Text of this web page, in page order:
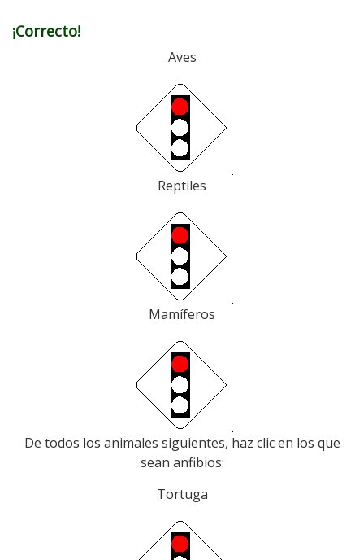
¡Correcto!
Aves
Reptiles
Mamíferos
De todos los animales siguientes, haz clic en los que
sean anfibios:
Tortuga